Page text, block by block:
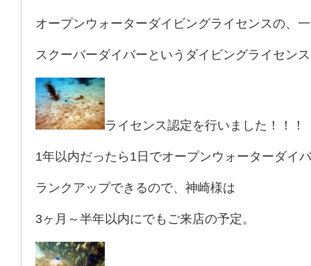
オープンウォーターダイビングライセンスの、
スクーバーダイバーというダイビングライセン
ライセンス認定を行いました！！！
1年以内だったら1日でオープンウォーターダイ
ランクアップできるので、神崎様は
3ヶ月～半年以内にでもご来店の予定。